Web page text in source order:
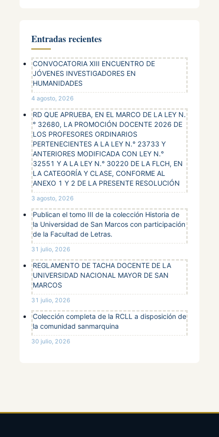
Entradas recientes
CONVOCATORIA XIII ENCUENTRO DE
JÓVENES INVESTIGADORES EN
HUMANIDADES
4 agosto, 2026
RD QUE APRUEBA, EN EL MARCO DE LA LEY N.
° 32680, LA PROMOCIÓN DOCENTE 2026 DE
LOS PROFESORES ORDINARIOS
PERTENECIENTES A LA LEY N.° 23733 Y
ANTERIORES MODIFICADA CON LEY N.°
32551 Y A LA LEY N.° 30220 DE LA FLCH, EN
LA CATEGORÍA Y CLASE, CONFORME AL
ANEXO 1 Y 2 DE LA PRESENTE RESOLUCIÓN
3 agosto, 2026
Publican el tomo III de la colección Historia de
la Universidad de San Marcos con participación
de la Facultad de Letras.
31 julio, 2026
REGLAMENTO DE TACHA DOCENTE DE LA
UNIVERSIDAD NACIONAL MAYOR DE SAN
MARCOS
31 julio, 2026
Colección completa de la RCLL a disposición de
la comunidad sanmarquina
30 julio, 2026